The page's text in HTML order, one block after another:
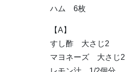
ハム 6枚
【A】
すし酢 大さじ2
マヨネーズ 大さじ2